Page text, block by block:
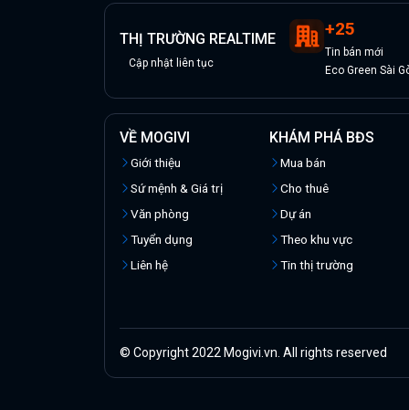
THỊ TRƯỜNG REALTIME
Cập nhật liên tục
+25
Tin bán mới
Eco Green Sài
VỀ MOGIVI
Giới thiệu
Sứ mệnh & Giá trị
Văn phòng
Tuyển dụng
Liên hệ
KHÁM PHÁ BĐS
Mua bán
Cho thuê
Dự án
Theo khu vực
Tin thị trường
© Copyright 2022 Mogivi.vn. All rights reserved